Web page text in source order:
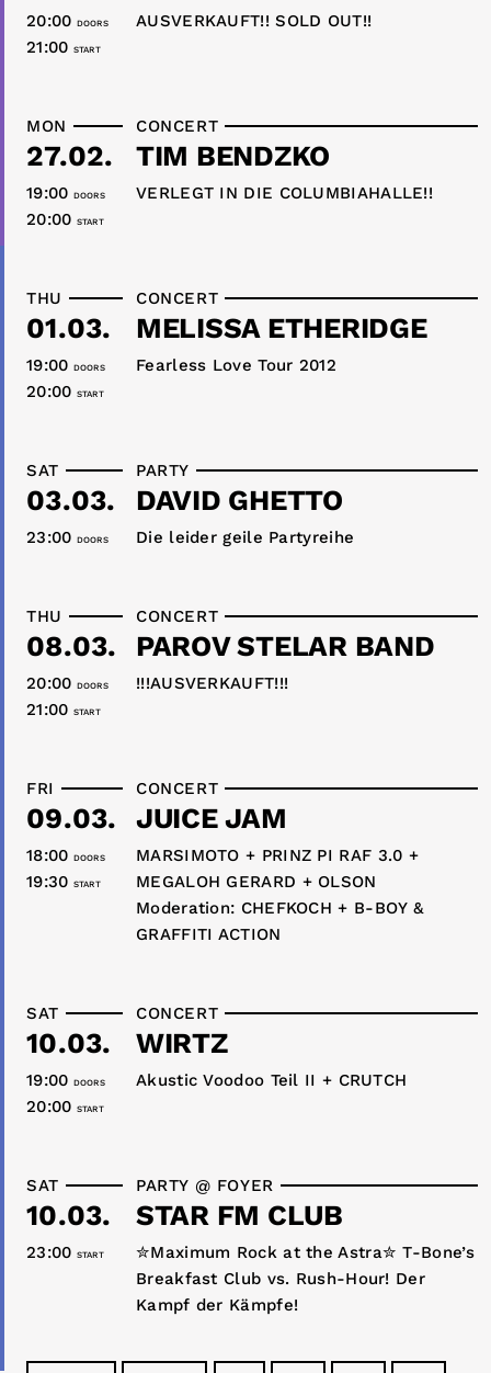
DOORS
20:00
START
21:00
AUSVERKAUFT!! SOLD OUT!!
MON
27.02.
DOORS
19:00
START
20:00
CONCERT
TIM BENDZKO
VERLEGT IN DIE COLUMBIAHALLE!!
THU
01.03.
DOORS
19:00
START
20:00
CONCERT
MELISSA ETHERIDGE
Fearless Love Tour 2012
SAT
03.03.
DOORS
23:00
PARTY
DAVID GHETTO
Die leider geile Partyreihe
THU
08.03.
DOORS
20:00
START
21:00
CONCERT
PAROV STELAR BAND
!!!AUSVERKAUFT!!!
FRI
09.03.
DOORS
18:00
START
19:30
CONCERT
JUICE JAM
MARSIMOTO + PRINZ PI RAF 3.0 +
MEGALOH GERARD + OLSON
Moderation: CHEFKOCH + B-BOY &
GRAFFITI ACTION
SAT
10.03.
DOORS
19:00
START
20:00
CONCERT
WIRTZ
Akustic Voodoo Teil II + CRUTCH
SAT
10.03.
START
23:00
PARTY @ FOYER
STAR FM CLUB
✮Maximum Rock at the Astra✮ T-Bone’s
Breakfast Club vs. Rush-Hour! Der
Kampf der Kämpfe!